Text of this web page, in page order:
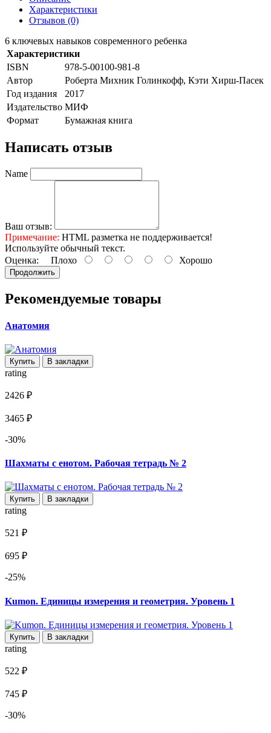
Характеристики
Отзывов (0)
6 ключевых навыков современного ребенка
Характеристики
ISBN
978-5-00100-981-8
Автор
Роберта Михник Голинкофф, Кэти Хирш-Пасек
Год издания
2017
Издательство МИФ
Формат
Бумажная книга
Написать отзыв
Name
Ваш отзыв:
Примечание: HTML разметка не поддерживается!
Используйте обычный текст.
Оценка: Плохо Хорошо
Продолжить
Рекомендуемые товары
Анатомия
Купить В закладки
rating
2426 ₽
3465 ₽
-30%
Шахматы с енотом. Рабочая тетрадь № 2
Купить В закладки
rating
521 ₽
695 ₽
-25%
Kumon. Единицы измерения и геометрия. Уровень 1
Купить В закладки
rating
522 ₽
745 ₽
-30%